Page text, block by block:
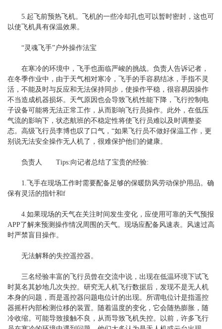
5.起飞前预热飞机。飞机的一些冷却孔也可以暂时密封，这也可
以使飞机具有保温效果。
“灵魂飞手”户外操作法宝
在寒冷的环境中，飞手也面临严峻的挑战。负责人告诉记者，
在冬季作业中，由于天气相对寒冷，飞手的手容易结冰，手指不灵
活，不能及时与反应和无法保持同步，使操作平稳，很容易因操作
不当造成机器损坏。天气原因也会导致飞机性能下降，飞行控制电
子设备可能将无法正常工作，从而影响飞行员操作。此外，在低压
气流的影响下，状态航班的不稳定性将使飞行员难以及时调整姿
态。高级飞行员李博也叹了口气，“如果飞行员不做好保温工作，更
别说无法安全操作无人机了，很难保护他们的健康。
负责人 Tips:向记者总结了宝贵的经验:
1.飞手在现场工作时需要配备足够的保暖防风劳动保护用品。确
保有灵活的指针和f
4.如果现场的天气在关注时间发生变化，应使用可靠的天气预报
APP了解来预测操作情况周围的天气。现场应配备风速表。风速过高
时严禁盲目操作。
无法解释的失控遥控器。
三名经验丰富的飞行员曾在交流中说，出现在低温环境下试飞
时莫名其妙地几次失控。研究无人机飞行数据后，发现不是无人机
本身的问题，而是遥控器问题电位计的出现。所谓电位计是指遥控
器摇杆内部检测位移的装置。随着温度的变化，它会随热膨胀，随
冷收缩。可能导致接触不良，从而导致飞机失控。以前，许多飞行